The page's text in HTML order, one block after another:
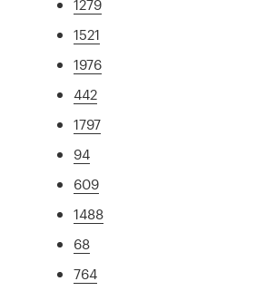
1279
1521
1976
442
1797
94
609
1488
68
764